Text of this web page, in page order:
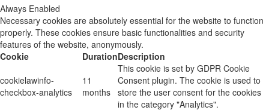
Always Enabled
Necessary cookies are absolutely essential for the website to function
properly. These cookies ensure basic functionalities and security
features of the website, anonymously.
Cookie
DurationDescription
cookielawinfo-
checkbox-analytics
11
months
This cookie is set by GDPR Cookie
Consent plugin. The cookie is used to
store the user consent for the cookies
in the category "Analytics".